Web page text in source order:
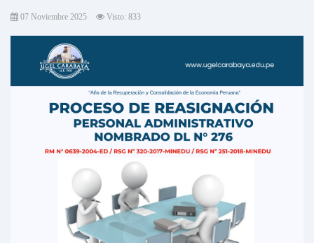
07 Noviembre 2025 Visto: 833